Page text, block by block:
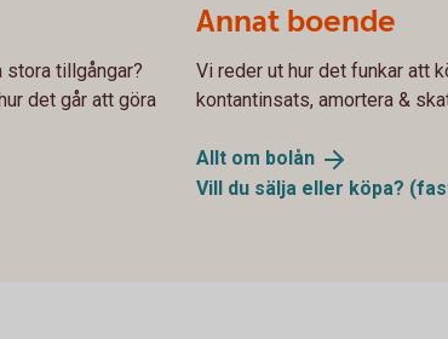
tillgångar?
det går att göra
Annat boende
Vi reder ut hur det funkar att
kontantinsats, amortera &
Allt om bolån
Vill du sälja eller köpa?